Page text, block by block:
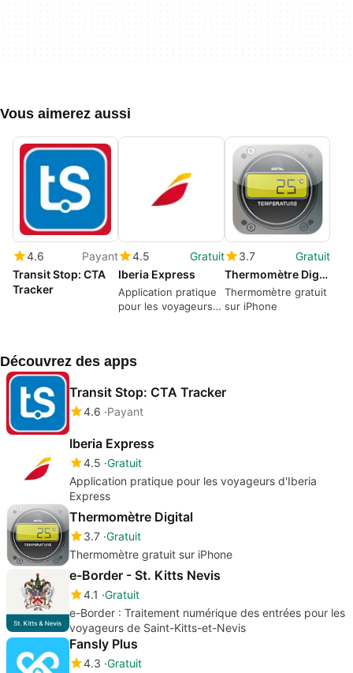
Vous aimerez aussi
4.6
Payant
Transit Stop: CTA
Tracker
4.5
Gratuit
Iberia Express
Application pratique
pour les voyageurs
3.7
Gratuit
Thermomètre Digital
Thermomètre gratuit
sur iPhone
Découvrez des apps
Transit Stop: CTA Tracker
4.6 Payant
Iberia Express
4.5 Gratuit
Application pratique pour les voyageurs d'Iberia
Express
Thermomètre Digital
3.7 Gratuit
Thermomètre gratuit sur iPhone
e-Border - St. Kitts Nevis
4.1 Gratuit
e-Border : Traitement numérique des entrées pour les
voyageurs de Saint-Kitts-et-Nevis
Fansly Plus
4.3 Gratuit